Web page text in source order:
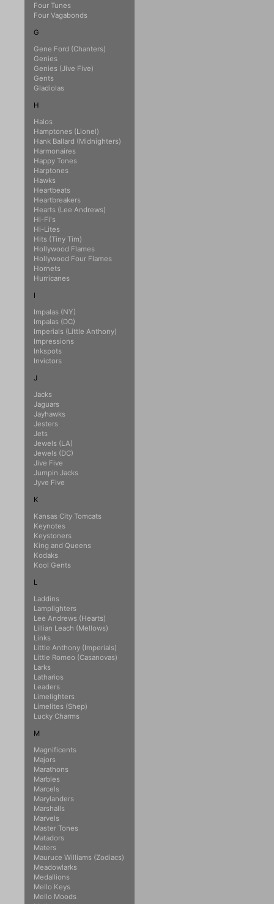
Four Tunes
Four Vagabonds
G
Gene Ford (Chanters)
Genies
Genies (Jive Five)
Gents
Gladiolas
H
Halos
Hamptones (Lionel)
Hank Ballard (Midnighters)
Harmonaires
Happy Tones
Harptones
Hawks
Heartbeats
Heartbreakers
Hearts (Lee Andrews)
Hi-Fi's
Hi-Lites
Hits (Tiny Tim)
Hollywood Flames
Hollywood Four Flames
Hornets
Hurricanes
I
Impalas (NY)
Impalas (DC)
Imperials (Little Anthony)
Impressions
Inkspots
Invictors
J
Jacks
Jaguars
Jayhawks
Jesters
Jets
Jewels (LA)
Jewels (DC)
Jive Five
Jumpin Jacks
Jyve Five
K
Kansas City Tomcats
Keynotes
Keystoners
King and Queens
Kodaks
Kool Gents
L
Laddins
Lamplighters
Lee Andrews (Hearts)
Lillian Leach (Mellows)
Links
Little Anthony (Imperials)
Little Romeo (Casanovas)
Larks
Latharios
Leaders
Limelighters
Limelites (Shep)
Lucky Charms
M
Magnificents
Majors
Marathons
Marbles
Marcels
Marylanders
Marshalls
Marvels
Master Tones
Matadors
Maters
Mauruce Williams (Zodiacs)
Meadowlarks
Medallions
Mello Keys
Mello Moods